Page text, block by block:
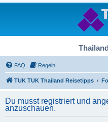
FAQ Regeln
TUK TUK Thailand Reisetipps
Du musst registriert und
anzuschauen.